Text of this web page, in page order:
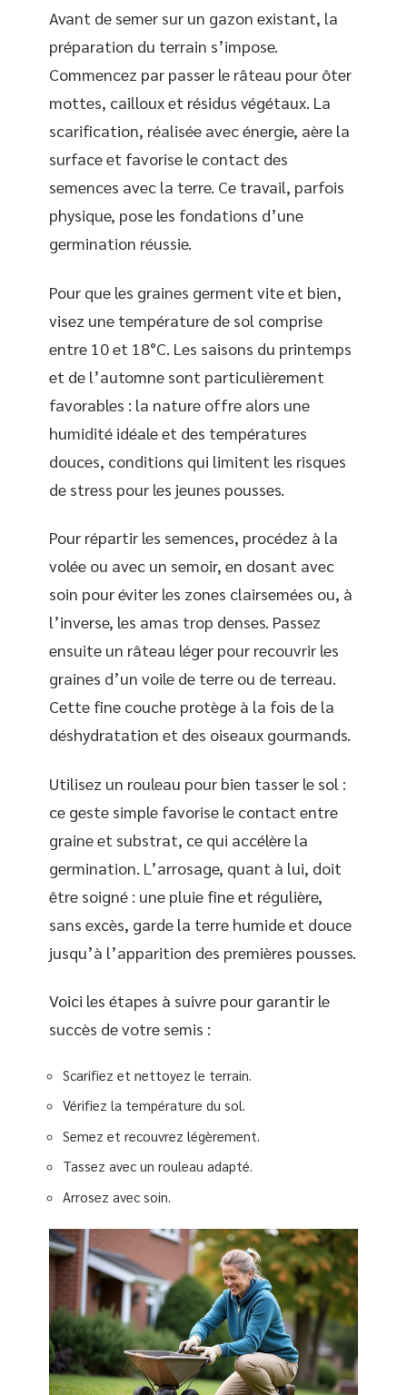
Avant de semer sur un gazon existant, la
préparation du terrain s’impose.
Commencez par passer le râteau pour ôter
mottes, cailloux et résidus végétaux. La
scarification, réalisée avec énergie, aère la
surface et favorise le contact des
semences avec la terre. Ce travail, parfois
physique, pose les fondations d’une
germination réussie.
Pour que les graines germent vite et bien,
visez une température de sol comprise
entre 10 et 18°C. Les saisons du printemps
et de l’automne sont particulièrement
favorables : la nature offre alors une
humidité idéale et des températures
douces, conditions qui limitent les risques
de stress pour les jeunes pousses.
Pour répartir les semences, procédez à la
volée ou avec un semoir, en dosant avec
soin pour éviter les zones clairsemées ou, à
l’inverse, les amas trop denses. Passez
ensuite un râteau léger pour recouvrir les
graines d’un voile de terre ou de terreau.
Cette fine couche protège à la fois de la
déshydratation et des oiseaux gourmands.
Utilisez un rouleau pour bien tasser le sol :
ce geste simple favorise le contact entre
graine et substrat, ce qui accélère la
germination. L’arrosage, quant à lui, doit
être soigné : une pluie fine et régulière,
sans excès, garde la terre humide et douce
jusqu’à l’apparition des premières pousses.
Voici les étapes à suivre pour garantir le
succès de votre semis :
Scarifiez et nettoyez le terrain.
Vérifiez la température du sol.
Semez et recouvrez légèrement.
Tassez avec un rouleau adapté.
Arrosez avec soin.